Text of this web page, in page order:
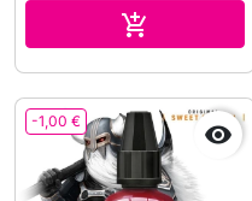

-1,00 € 